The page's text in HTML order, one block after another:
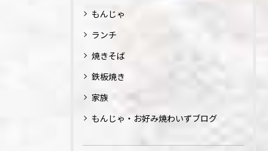
もんじゃ
ランチ
焼きそば
鉄板焼き
家族
もんじゃ・お好み焼わいずブログ